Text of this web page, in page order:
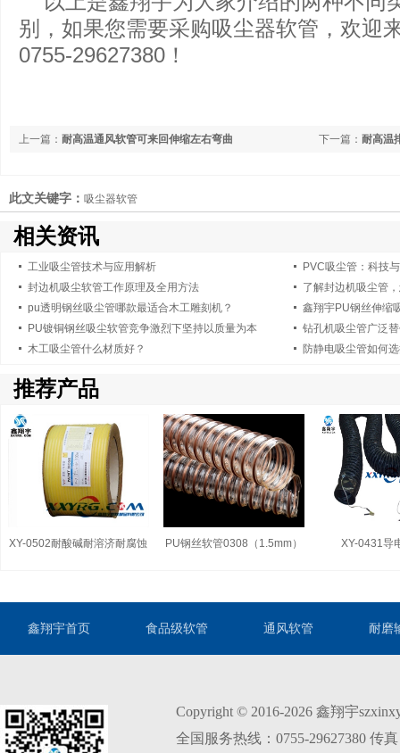
别，如果您需要采购吸尘器软管，欢迎
0755-29627380！
下一篇： 耐高温
上一篇： 耐高温通风软管可来回伸缩左右弯曲
此文关键字： 吸尘器软管
相关资讯
工业吸尘管技术与应用解析
PVC吸尘管：科技
封边机吸尘软管工作原理及全用方法
了解封边机吸尘管
pu透明钢丝吸尘管哪款最适合木工雕刻机？
鑫翔宇PU钢丝伸缩
PU镀铜钢丝吸尘软管竞争激烈下坚持以质量为本
钻孔机吸尘管广泛
木工吸尘管什么材质好？
防静电吸尘管如何
推荐产品
XY-0502耐酸碱耐溶济耐腐蚀 PU钢丝软管0308（1.5mm） XY-0431导
鑫翔宇首页 食品级软管 通风软管 耐磨
Copyright © 2016-2026 鑫翔宇
全国服务热线：0755-29627380 传